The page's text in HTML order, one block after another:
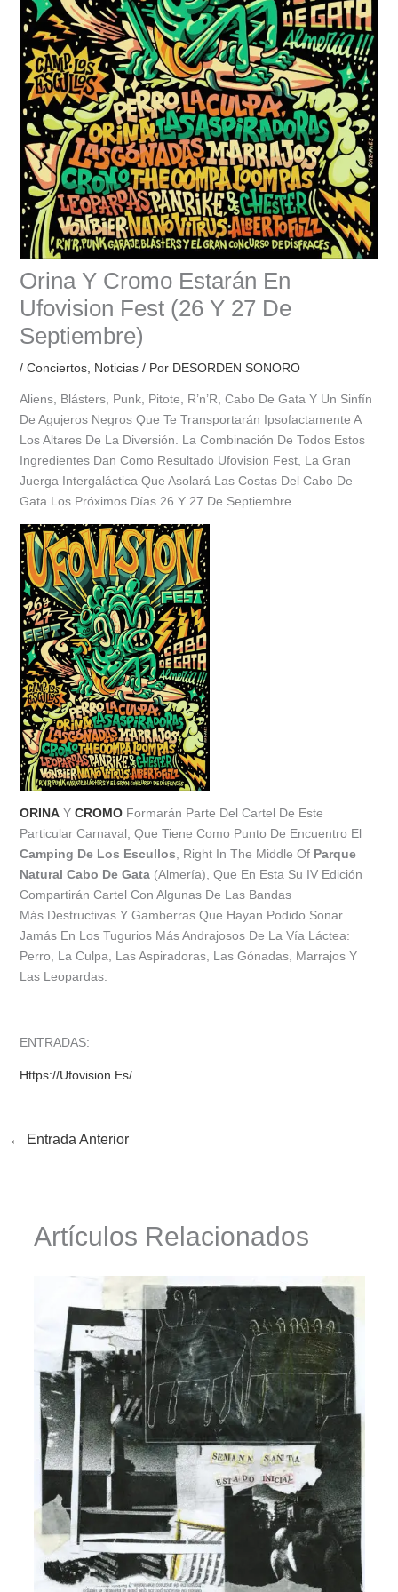
Orina Y Cromo Estarán En
Ufovision Fest (26 Y 27 De
Septiembre)
/ Conciertos, Noticias/ Por DESORDEN SONORO
Aliens, Blásters, Punk, Pitote, R’n’R, Cabo De Gata Y Un Sinfín
De Agujeros Negros Que Te Transportarán Ipsofactamente A
Los Altares De La Diversión. La Combinación De Todos Estos
Ingredientes Dan Como Resultado Ufovision Fest, La Gran
Juerga Intergaláctica Que Asolará Las Costas Del Cabo De
Gata Los Próximos Días 26 Y 27 De Septiembre.
ORINAY CROMOFormarán Parte Del Cartel De Este
Particular Carnaval, Que Tiene Como Punto De Encuentro El
Camping De Los Escullos , Right In The Middle Of Parque
Natural Cabo De Gata(Almería), Que En Esta Su IV Edición
Compartirán Cartel Con Algunas De Las Bandas
Más Destructivas Y Gamberras Que Hayan Podido Sonar
Jamás En Los Tugurios Más Andrajosos De La Vía Láctea:
Perro, La Culpa, Las Aspiradoras, Las Gónadas, Marrajos Y
Las Leopardas.
ENTRADAS:
Https://ufovision.es/
← Entrada Anterior
Artículos Relacionados